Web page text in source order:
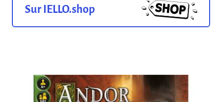
Sur IELLO.shop